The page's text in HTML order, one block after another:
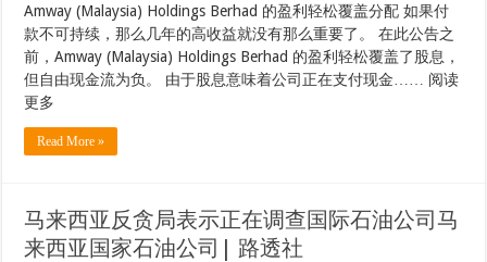
Amway (Malaysia) Holdings Berhad 的盈利轻松覆盖分配 如果付
款不可持续，那么几年的高收益就没有那么重要了。 在此公告之
前，Amway (Malaysia) Holdings Berhad 的盈利轻松覆盖了股息，
但自由现金流为负。 由于股息意味着公司正在支付现金…… 阅读
更多
Read More »
马来西亚反贪局表示正在调查国际石油公司马
来西亚国家石油公司| 路透社